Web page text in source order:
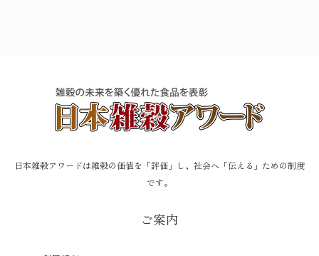
日本雑穀アワードは雑穀の価値を「評価」し、社会へ「伝える」ための制度
です。
ご案内